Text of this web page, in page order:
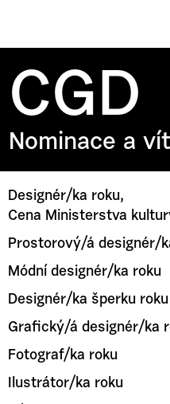
CGD
Nominace a
Designér/ka roku,
Cena Ministerstva
Prostorový/á designér/
Módní designér/ka roku
Designér/ka šperku roku
Grafický/á designér/ka
Fotograf/ka roku
Ilustrátor/ka roku